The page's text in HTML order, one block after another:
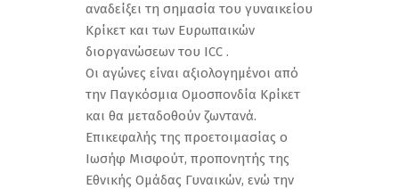
αναδείξει τη σημασία του γυναικείου
Κρίκετ και των Ευρωπαικών
διοργανώσεων του ICC .
Oι αγώνες είναι αξιολογημένοι από
την Παγκόσμια Ομοσπονδία Κρίκετ
και θα μεταδοθούν ζωντανά.
Επικεφαλής της προετοιμασίας ο
Ιωσήφ Μισφούτ, προπονητής της
Εθνικής Ομάδας Γυναικών, ενώ την